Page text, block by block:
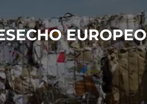
EUROPEO